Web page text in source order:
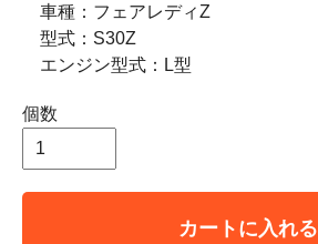
車種：フェアレディZ
型式：S30Z
エンジン型式：L型
個数
カートに入れる